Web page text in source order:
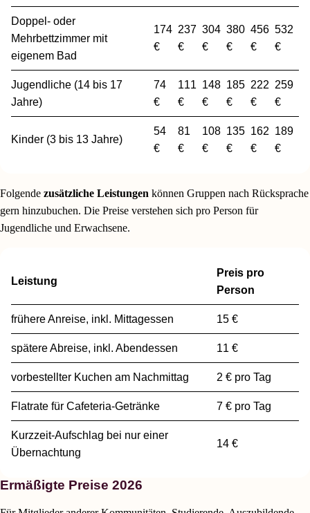
Doppel- oder
Mehrbettzimmer mit
eigenem Bad
174
€
237
€
304
€
380
€
456
€
532
€
Jugendliche (14 bis 17
Jahre)
74
€
111
€
148
€
185
€
222
€
259
€
Kinder (3 bis 13 Jahre)
54
€
81
€
108
€
135
€
162
€
189
€
Folgende zusätzliche Leistungen können Gruppen nach Rücksprache
gern hinzubuchen. Die Preise verstehen sich pro Person für
Jugendliche und Erwachsene.
Leistung
Preis pro
Person
frühere Anreise, inkl. Mittagessen 15 €
spätere Abreise, inkl. Abendessen 11 €
vorbestellter Kuchen am Nachmittag 2 € pro Tag
Flatrate für Cafeteria-Getränke 7 € pro Tag
Kurzzeit-Aufschlag bei nur einer
Übernachtung
14 €
Ermäßigte Preise 2026